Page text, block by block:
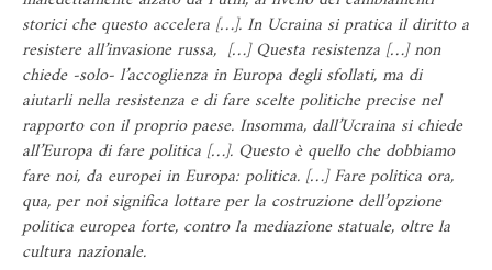
storici che questo accelera […]. In Ucraina si pratica il diritto a
resistere all’invasione russa, […] Questa resistenza […] non
chiede -solo- l’accoglienza in Europa degli sfollati, ma di
aiutarli nella resistenza e di fare scelte politiche precise nel
rapporto con il proprio paese. Insomma, dall’Ucraina si chiede
all’Europa di fare politica […]. Questo è quello che dobbiamo
fare noi, da europei in Europa: politica. […] Fare politica ora,
qua, per noi significa lottare per la costruzione dell’opzione
politica europea forte, contro la mediazione statuale, oltre la
cultura nazionale.